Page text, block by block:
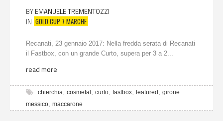
BY EMANUELE TREMENTOZZI
IN GOLD CUP 7 MARCHE
Recanati, 23 gennaio 2017: Nella fredda serata di Recanati
il Fastbox, con un grande Curto, supera per 3 a 2...
read more
chierchia cosmetal curto fastbox featured
girone
messico maccarone